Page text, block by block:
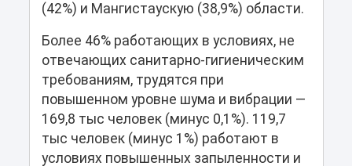
(42%) и Мангистаускую (38,9%) области.
Более 46% работающих в условиях, не
отвечающих санитарно-гигиеническим
требованиям, трудятся при
повышенном уровне шума и вибрации —
169,8 тыс человек (минус 0,1%). 119,7
тыс человек (минус 1%) работают в
условиях повышенных запыленности и